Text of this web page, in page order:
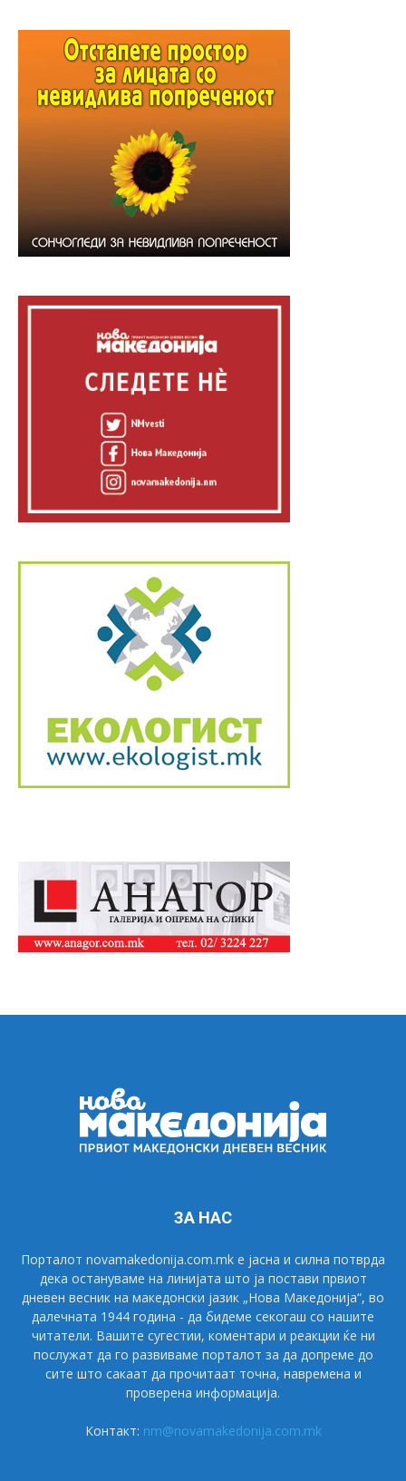
ЗА НАС
Порталот novamakedonija.com.mk е јасна и силна потврда
дека остануваме на линијата што ја постави првиот
дневен весник на македонски јазик „Нова Македонија“, во
далечната 1944 година - да бидеме секогаш со нашите
читатели. Вашите сугестии, коментари и реакции ќе ни
послужат да го развиваме порталот за да допреме до
сите што сакаат да прочитаат точна, навремена и
проверена информација.
Контакт: nm@novamakedonija.com.mk